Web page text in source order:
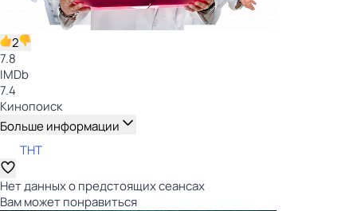
2
7.8
IMDb
7.4
Кинопоиск
Больше информации
ТНТ
Нет данных о предстоящих сеансах
Вам может понравиться